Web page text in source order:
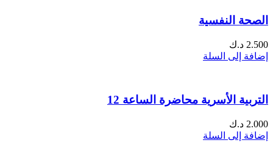
الصحة النفسية
2.500 د.ك
إضافة إلى السلة
التربية الأسرية محاضرة الساعة 12
2.000 د.ك
إضافة إلى السلة